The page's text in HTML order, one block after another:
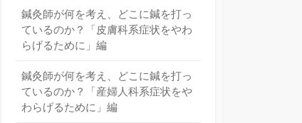
鍼灸師が何を考え、どこに鍼を打っ
ているのか？「皮膚科系症状をやわ
らげるために」編
鍼灸師が何を考え、どこに鍼を打っ
ているのか？「産婦人科系症状をや
わらげるために」編